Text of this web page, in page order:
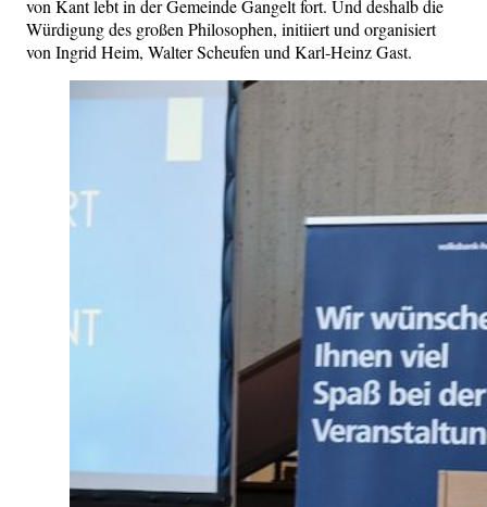
von Kant lebt in der Gemeinde Gangelt fort. Und deshalb die
Würdigung des großen Philosophen, initiiert und organisiert
von Ingrid Heim, Walter Scheufen und Karl-Heinz Gast.